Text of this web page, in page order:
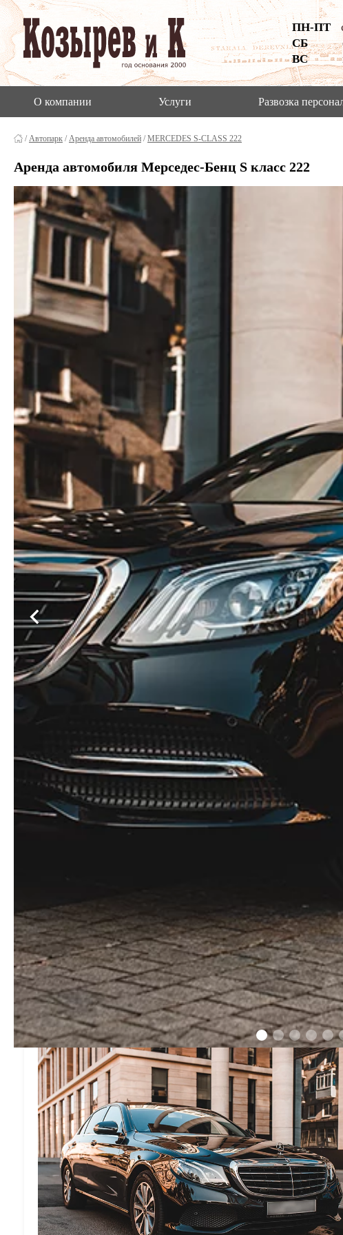
ПН-ПТc
CБс
ВС
О компании Услуги Развозка
/Автопарк /Аренда автомобилей /MERCEDES S-CLASS 222
Аренда автомобиля Мерседес-Бенц S класс 222
Дополнительная информация
Минимальный заказ: 3 часа фактического
При выезде за КАД стоимость рассчитывается по
С 23:00 до 06:00 стоимость рассчитывается по ночным
Платные дороги и платные парковки оплачиваются
При осуществлении услуг перевозки трансфером
ожидания пассажиров более 15 минут по вине
Оплата производится за наличный и безналичный
Окончательная стоимость заказа зависит от даты и
В дни повышенной загрузки тарифы на оказание услуг
При большом объеме заказов предусматривается
Под «арендой транспортного средства» с экипажем
Под «трансфером» понимается услуга по перевозке
организацию выгрузки в точке пребывания по
Заявки принимаются:
- по телефонам:+7 (812) 955-66-77
- по электронной почте:zakaz@kozyreff.ru
Вас могут заинтересовать: